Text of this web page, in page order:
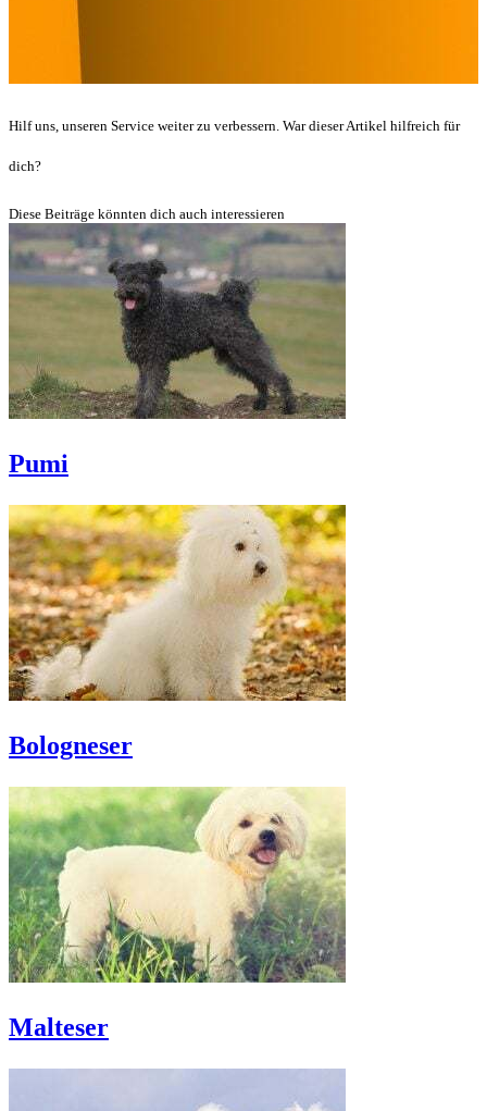
Hilf uns, unseren Service weiter zu verbessern. War dieser Artikel hilfreich für
dich?
Diese Beiträge könnten dich auch interessieren
Pumi
Bologneser
Malteser